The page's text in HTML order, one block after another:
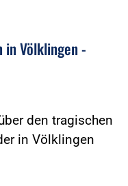
in Völklingen -
den tragischen
in Völklingen